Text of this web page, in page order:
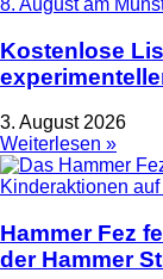
Kostenlose
3. August 2026
Weiterlesen »
Hammer Fez
der Hammer